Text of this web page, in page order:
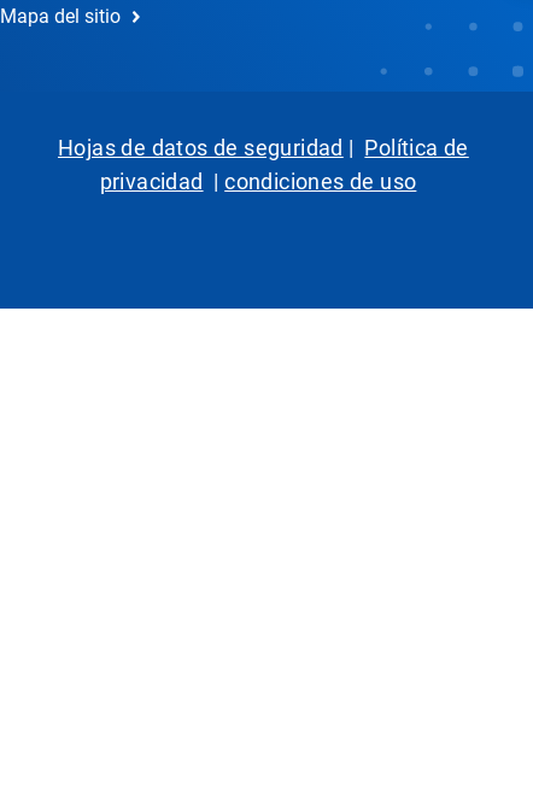
Mapa del sitio
Hojas de datos de seguridad | Política de
privacidad |condiciones de uso